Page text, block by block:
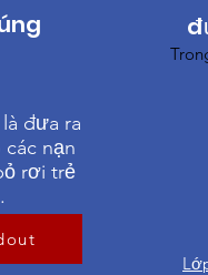
đưa ra
nạn
rơi trẻ